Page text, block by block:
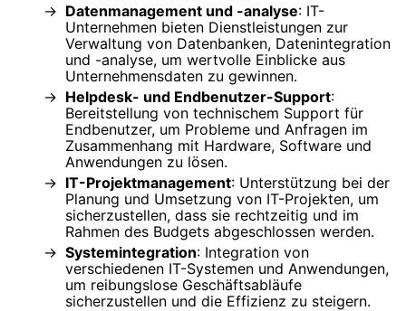
Datenmanagement und -analyse: IT-
Unternehmen bieten Dienstleistungen zur
Verwaltung von Datenbanken, Datenintegration
und -analyse, um wertvolle Einblicke aus
Unternehmensdaten zu gewinnen.
Helpdesk- und Endbenutzer-Support:
Bereitstellung von technischem Support für
Endbenutzer, um Probleme und Anfragen im
Zusammenhang mit Hardware, Software und
Anwendungen zu lösen.
IT-Projektmanagement: Unterstützung bei der
Planung und Umsetzung von IT-Projekten, um
sicherzustellen, dass sie rechtzeitig und im
Rahmen des Budgets abgeschlossen werden.
Systemintegration: Integration von
verschiedenen IT-Systemen und Anwendungen,
um reibungslose Geschäftsabläufe
sicherzustellen und die Effizienz zu steigern.